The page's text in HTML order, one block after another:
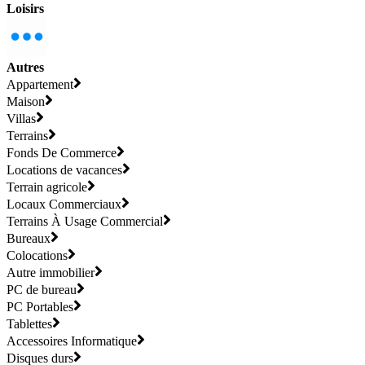
Loisirs
Autres
Appartement
Maison
Villas
Terrains
Fonds De Commerce
Locations de vacances
Terrain agricole
Locaux Commerciaux
Terrains À Usage Commercial
Bureaux
Colocations
Autre immobilier
PC de bureau
PC Portables
Tablettes
Accessoires Informatique
Disques durs